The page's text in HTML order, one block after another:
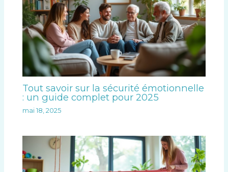
Tout savoir sur la sécurité émotionnelle
: un guide complet pour 2025
mai 18, 2025